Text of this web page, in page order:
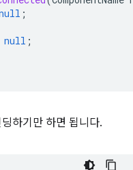
;
null ;
하기만 하면 됩니다.